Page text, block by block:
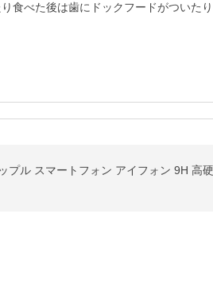
食べた後は歯にドックフードがついたり
ル スマートフォン アイフォン 9H 高